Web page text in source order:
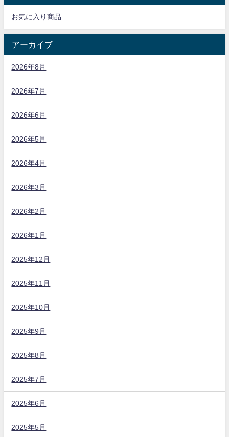
お気に入り商品
アーカイブ
2026年8月
2026年7月
2026年6月
2026年5月
2026年4月
2026年3月
2026年2月
2026年1月
2025年12月
2025年11月
2025年10月
2025年9月
2025年8月
2025年7月
2025年6月
2025年5月